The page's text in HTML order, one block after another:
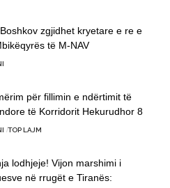
zgjidhet kryetare e re e
të M-NAV
për fillimin e ndërtimit të
të Korridorit Hekurudhor 8
TOP LAJM
lodhjeje! Vijon marshimi i
në rrugët e Tiranës: